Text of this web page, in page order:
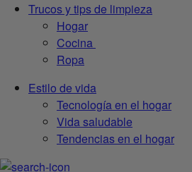
Trucos y tips de limpieza
Hogar
Cocina
Ropa
Estilo de vida
Tecnología en el hogar
Vida saludable
Tendencias en el hogar